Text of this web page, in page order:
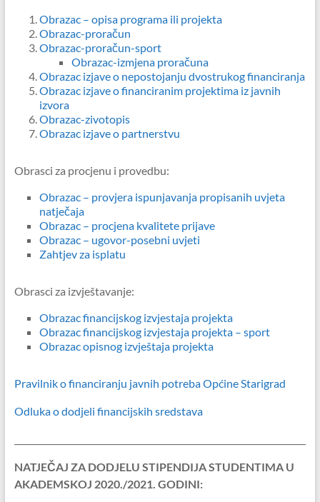
Obrazac – opisa programa ili projekta
Obrazac-proračun
Obrazac-proračun-sport
Obrazac-izmjena proračuna
Obrazac izjave o nepostojanju dvostrukog financiranja
Obrazac izjave o financiranim projektima iz javnih
izvora
Obrazac-zivotopis
Obrazac izjave o partnerstvu
Obrasci za procjenu i provedbu:
Obrazac – provjera ispunjavanja propisanih uvjeta
natječaja
Obrazac – procjena kvalitete prijave
Obrazac – ugovor-posebni uvjeti
Zahtjev za isplatu
Obrasci za izvještavanje:
Obrazac financijskog izvjestaja projekta
Obrazac financijskog izvjestaja projekta – sport
Obrazac opisnog izvještaja projekta
Pravilnik o financiranju javnih potreba Općine Starigrad
Odluka o dodjeli financijskih sredstava
NATJEČAJ ZA DODJELU STIPENDIJA STUDENTIMA U
AKADEMSKOJ 2020./2021. GODINI: